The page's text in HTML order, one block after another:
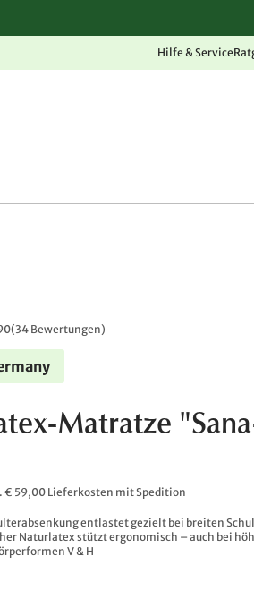
Hilfe & Service
(34 Bewertungen)
Matratze
€ 59,00 Lieferkosten mit Spedition
entlastet gezielt bei breiten
Naturlatex stützt ergonomisch – auch bei
V & H